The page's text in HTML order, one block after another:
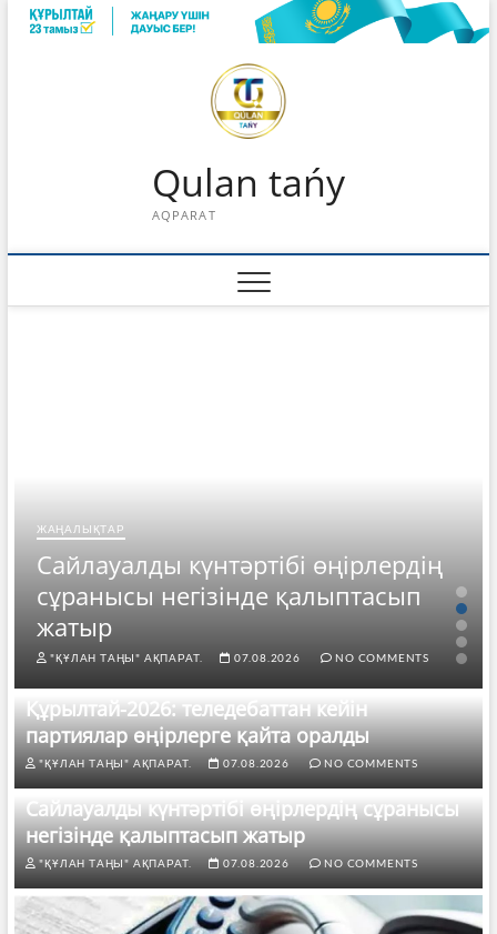
Skip
Qulan tańy
AQPARAT
ЖАҢАЛЫҚТАР
Сайлауалды күнтәртібі өңірлердің
сұранысы негізінде қалыптасып
жатыр
"ҚҰЛАН ТАҢЫ" АҚПАРАТ. 07.08.2026 NO COMMENTS
Құрылтай-2026: теледебаттан кейін
партиялар өңірлерге қайта оралды
"ҚҰЛАН ТАҢЫ" АҚПАРАТ. 07.08.2026 NO COMMENTS
Сайлауалды күнтәртібі өңірлердің сұранысы
негізінде қалыптасып жатыр
"ҚҰЛАН ТАҢЫ" АҚПАРАТ. 07.08.2026 NO COMMENTS